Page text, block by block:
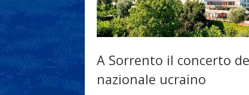
A Sorrento il concerto
nazionale ucraino